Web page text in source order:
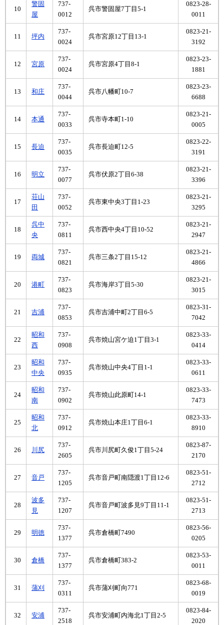
10
警固
屋
737-
0012
呉市警固屋7丁目5-1
0823-28-
0011
11 坪内
737-
0024
呉市宮原12丁目13-1
0823-21-
3192
12 宮原
737-
0024
呉市宮原4丁目8-1
0823-23-
1881
13 和庄
737-
0044
呉市八幡町10-7
0823-23-
6688
14 本通
737-
0033
呉市寺本町1-10
0823-21-
0005
15 長迫
737-
0035
呉市長迫町12-5
0823-22-
3191
16 明立
737-
0077
呉市伏原2丁目6-38
0823-21-
3396
17
荘山
田
737-
0052
呉市東中央3丁目1-23
0823-21-
3295
18
呉中
央
737-
0811
呉市西中央4丁目10-52
0823-21-
2947
19 両城
737-
0821
呉市三条2丁目15-12
0823-21-
4866
20 港町
737-
0823
呉市海岸3丁目5-30
0823-21-
3015
21 吉浦
737-
0853
呉市吉浦中町2丁目6-5
0823-31-
7042
22
昭和
西
737-
0908
呉市焼山宮ケ迫1丁目3-1
0823-33-
0414
23
昭和
中央
737-
0935
呉市焼山中央4丁目1-1
0823-33-
0611
24
昭和
南
737-
0902
呉市焼山此原町14-1
0823-33-
7473
25
昭和
北
737-
0912
呉市焼山本庄1丁目6-1
0823-33-
8910
26 川尻
737-
2605
呉市川尻町久俊1丁目5-24
0823-87-
2170
27 音戸
737-
1205
呉市音戸町南隠渡1丁目12-6
0823-51-
2712
28
波多
見
737-
1207
呉市音戸町波多見9丁目11-1
0823-51-
2713
29 明徳
737-
1377
呉市倉橋町7490
0823-56-
0205
30 倉橋
737-
1377
呉市倉橋町383-2
0823-53-
0011
31 蒲刈
737-
0311
呉市蒲刈町向771
0823-68-
0019
32 安浦
737-
2518
呉市安浦町内海北1丁目2-5
0823-84-
2020